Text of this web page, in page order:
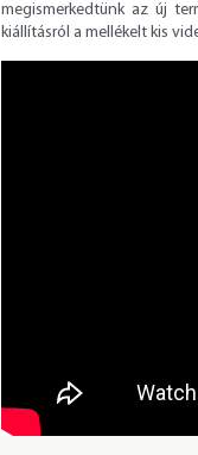
megismerkedtünk az új
kiállításról a mellékelt kis